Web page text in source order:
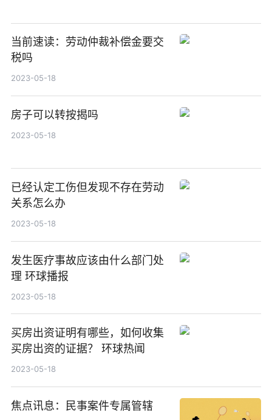
当前速读：劳动仲裁补偿金要交
税吗
2023-05-18
房子可以转按揭吗
2023-05-18
已经认定工伤但发现不存在劳动
关系怎么办
2023-05-18
发生医疗事故应该由什么部门处
理 环球播报
2023-05-18
买房出资证明有哪些，如何收集
买房出资的证据？ 环球热闻
2023-05-18
焦点讯息：民事案件专属管辖